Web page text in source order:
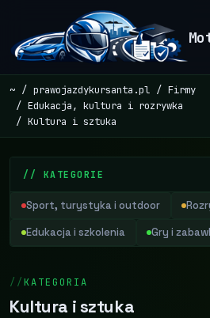
~ prawojazdykursanta.pl
Firmy
Edukacja, kultura i rozrywka
Kultura i sztuka
// KATEGORIE
Sport, turystyka i outdoor
Edukacja i szkolenia Gry i
KATEGORIA
Kultura i sztuka